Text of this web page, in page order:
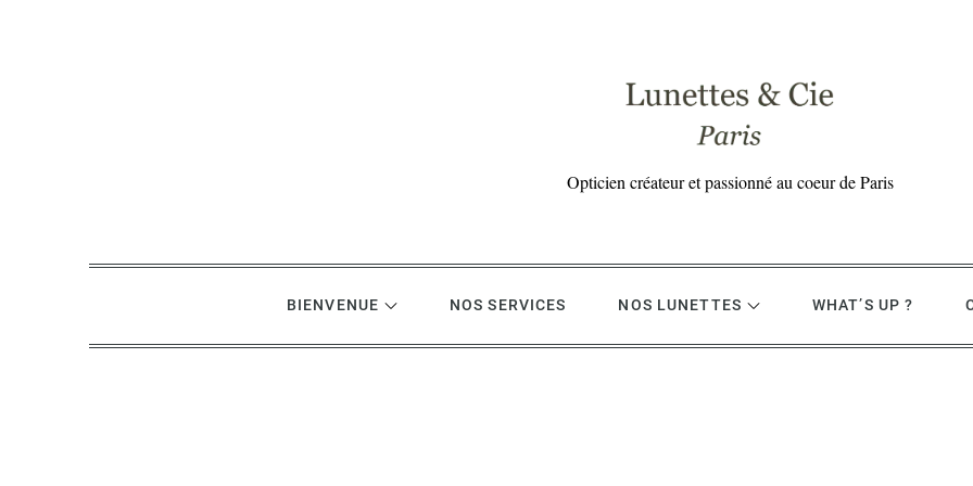
Opticien créateur et passionné au coeur de Paris
BIENVENUE NOS SERVICES NOS LUNETTES WHAT’S UP ?